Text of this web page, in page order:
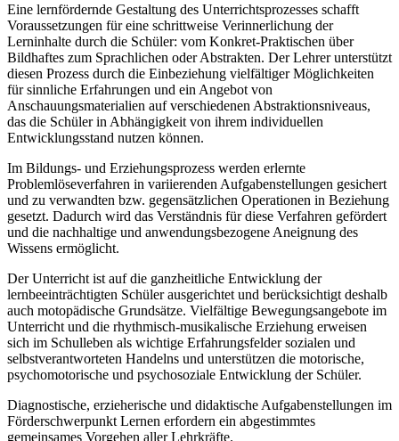
Eine lernfördernde Gestaltung des Unterrichtsprozesses schafft
Voraussetzungen für eine schrittweise Verinnerlichung der
Lerninhalte durch die Schüler: vom Konkret-Praktischen über
Bildhaftes zum Sprachlichen oder Abstrakten. Der Lehrer unterstützt
diesen Prozess durch die Einbeziehung vielfältiger Möglichkeiten
für sinnliche Erfahrungen und ein Angebot von
Anschauungsmaterialien auf verschiedenen Abstraktionsniveaus,
das die Schüler in Abhängigkeit von ihrem individuellen
Entwicklungsstand nutzen können.
Im Bildungs- und Erziehungsprozess werden erlernte
Problemlöseverfahren in variierenden Aufgabenstellungen gesichert
und zu verwandten bzw. gegensätzlichen Operationen in Beziehung
gesetzt. Dadurch wird das Verständnis für diese Verfahren gefördert
und die nachhaltige und anwendungsbezogene Aneignung des
Wissens ermöglicht.
Der Unterricht ist auf die ganzheitliche Entwicklung der
lernbeeinträchtigten Schüler ausgerichtet und berücksichtigt deshalb
auch motopädische Grundsätze. Vielfältige Bewegungsangebote im
Unterricht und die rhythmisch-musikalische Erziehung erweisen
sich im Schulleben als wichtige Erfahrungsfelder sozialen und
selbstverantworteten Handelns und unterstützen die motorische,
psychomotorische und psychosoziale Entwicklung der Schüler.
Diagnostische, erzieherische und didaktische Aufgabenstellungen im
Förderschwerpunkt Lernen erfordern ein abgestimmtes
gemeinsames Vorgehen aller Lehrkräfte.